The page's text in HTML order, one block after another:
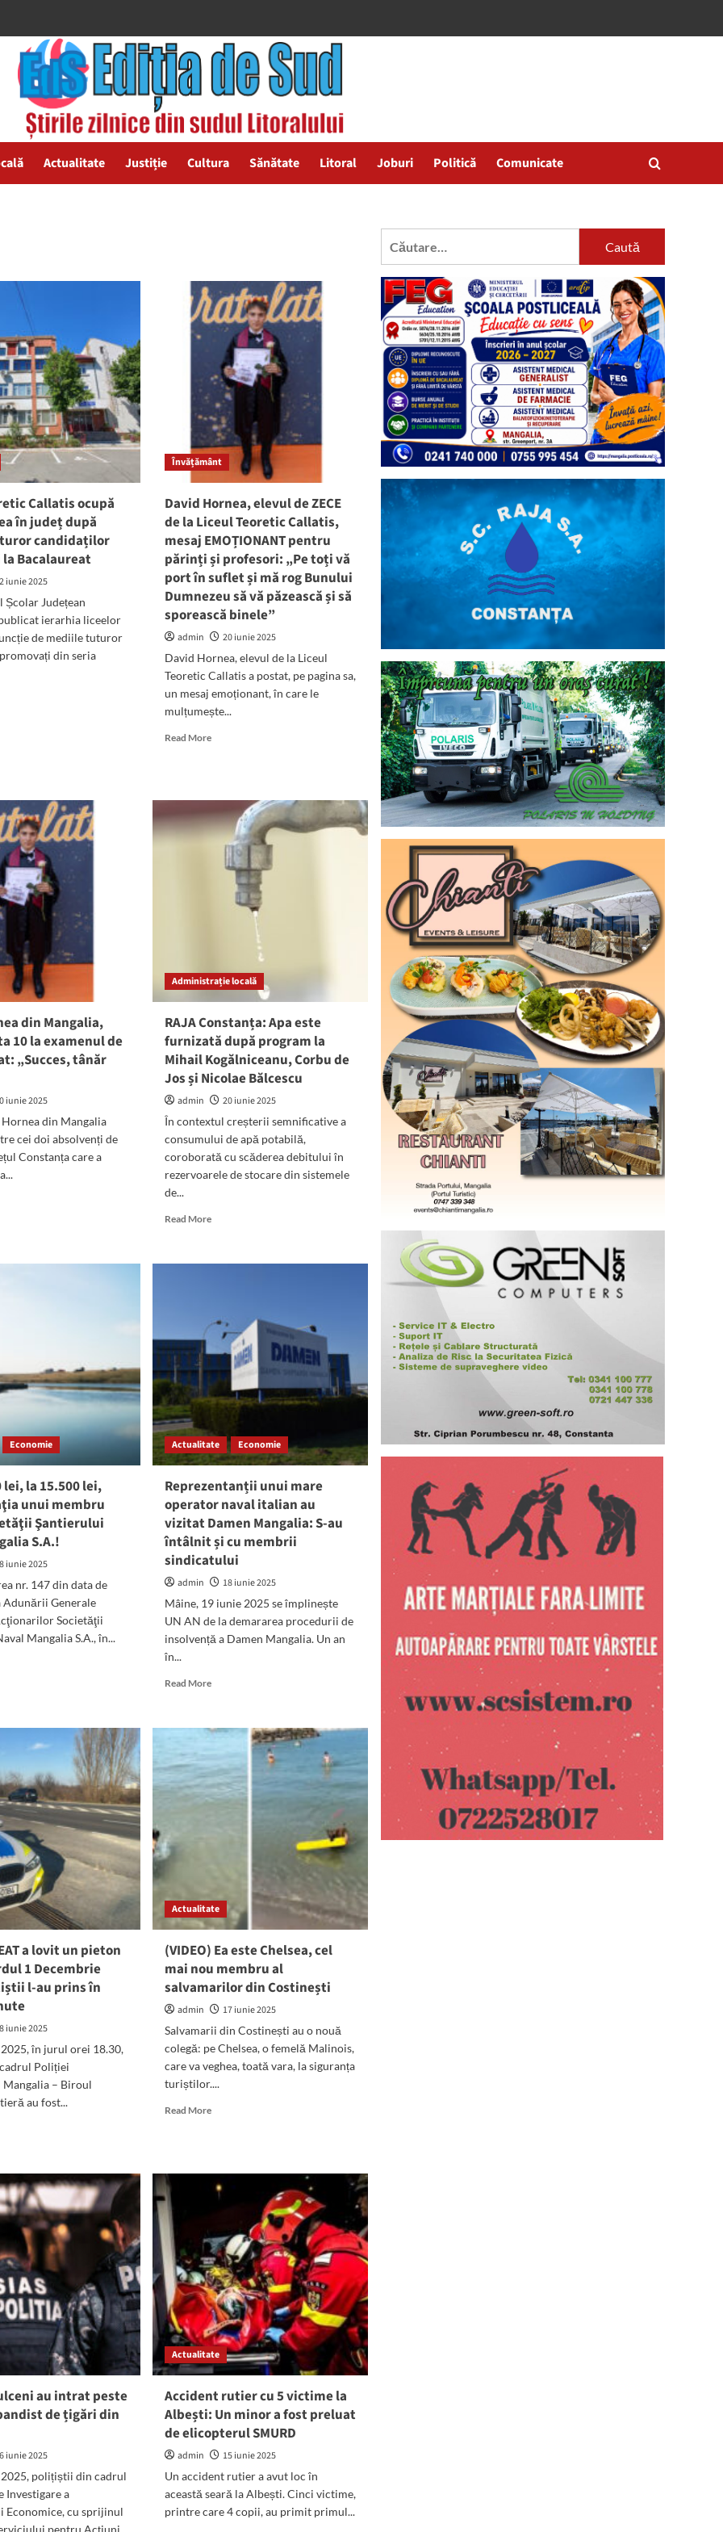
Actualitate Justiție Cultura Sănătate Litoral Joburi Politică Comunicate
Callatis ocupă
în județ după
candidaților
Bacalaureat
iunie 2025
Școlar Județean
ierarhia liceelor
de mediile tuturor
din seria
Învățământ
David Hornea, elevul de ZECE
de la Liceul Teoretic Callatis,
mesaj EMOȚIONANT pentru
părinți și profesori: „Pe toți vă
port în suflet și mă rog Bunului
Dumnezeu să vă păzească și să
sporească binele”
admin
20 iunie 2025
David Hornea, elevul de la Liceul
Teoretic Callatis a postat, pe pagina sa,
un mesaj emoționant, în care le
mulțumește...
Read MoreRead
elevul
de
ZECE
Teoretic
EMOȚIONANT
părinți
„Pe
toți
vă
port
suflet
și
mă
Bunului
Dumnezeu
păzească
din Mangalia,
10 la examenul de
„Succes, tânăr
iunie 2025
din Mangalia
cei doi absolvenți de
Constanța care a
Administrație locală
RAJA Constanța: Apa este
furnizată după program la
Mihail Kogălniceanu, Corbu de
Jos și Nicolae Bălcescu
admin
20 iunie 2025
În contextul creșterii semnificative a
consumului de apă potabilă,
coroborată cu scăderea debitului în
rezervoarele de stocare din sistemele
de...
Read MoreRead
RAJA
furnizată
după
program
la
Mihail
Kogălniceanu,
de
Jos
și
Bălcescu
Economie
lei, la 15.500 lei,
unui membru
Şantierului
S.A.!
iunie 2025
nr. 147 din data de
Adunării Generale
Societăţii
Mangalia S.A., în...
Actualitate Economie
Reprezentanții unui mare
operator naval italian au
vizitat Damen Mangalia: S-au
întâlnit și cu membrii
sindicatului
admin
18 iunie 2025
Mâine, 19 iunie 2025 se împlinește
UN AN de la demararea procedurii de
insolvență a Damen Mangalia. Un an
în...
Read MoreRead
Reprezentanții
mare
operator
naval
italian
întâlnit
și
membrii
sindicatului
a lovit un pieton
1 Decembrie
l-au prins în
iunie 2025
în jurul orei 18.30,
Poliției
– Biroul
au fost...
Actualitate
(VIDEO) Ea este Chelsea, cel
mai nou membru al
salvamarilor din Costinești
admin
17 iunie 2025
Salvamarii din Costinești au o nouă
colegă: pe Chelsea, o femelă Malinois,
care va veghea, toată vara, la siguranța
turiștilor....
Read MoreRead
este
Chelsea,
nou
membru
al
salvamarilor
din
Costinești
au intrat peste
de țigări din
iunie 2025
polițiștii din cadrul
Investigare a
cu sprijinul
pentru Acțiuni
Actualitate
Accident rutier cu 5 victime la
Albești: Un minor a fost preluat
de elicopterul SMURD
admin
15 iunie 2025
Un accident rutier a avut loc în
această seară la Albești. Cinci victime,
printre care 4 copii, au primit primul...
Caută